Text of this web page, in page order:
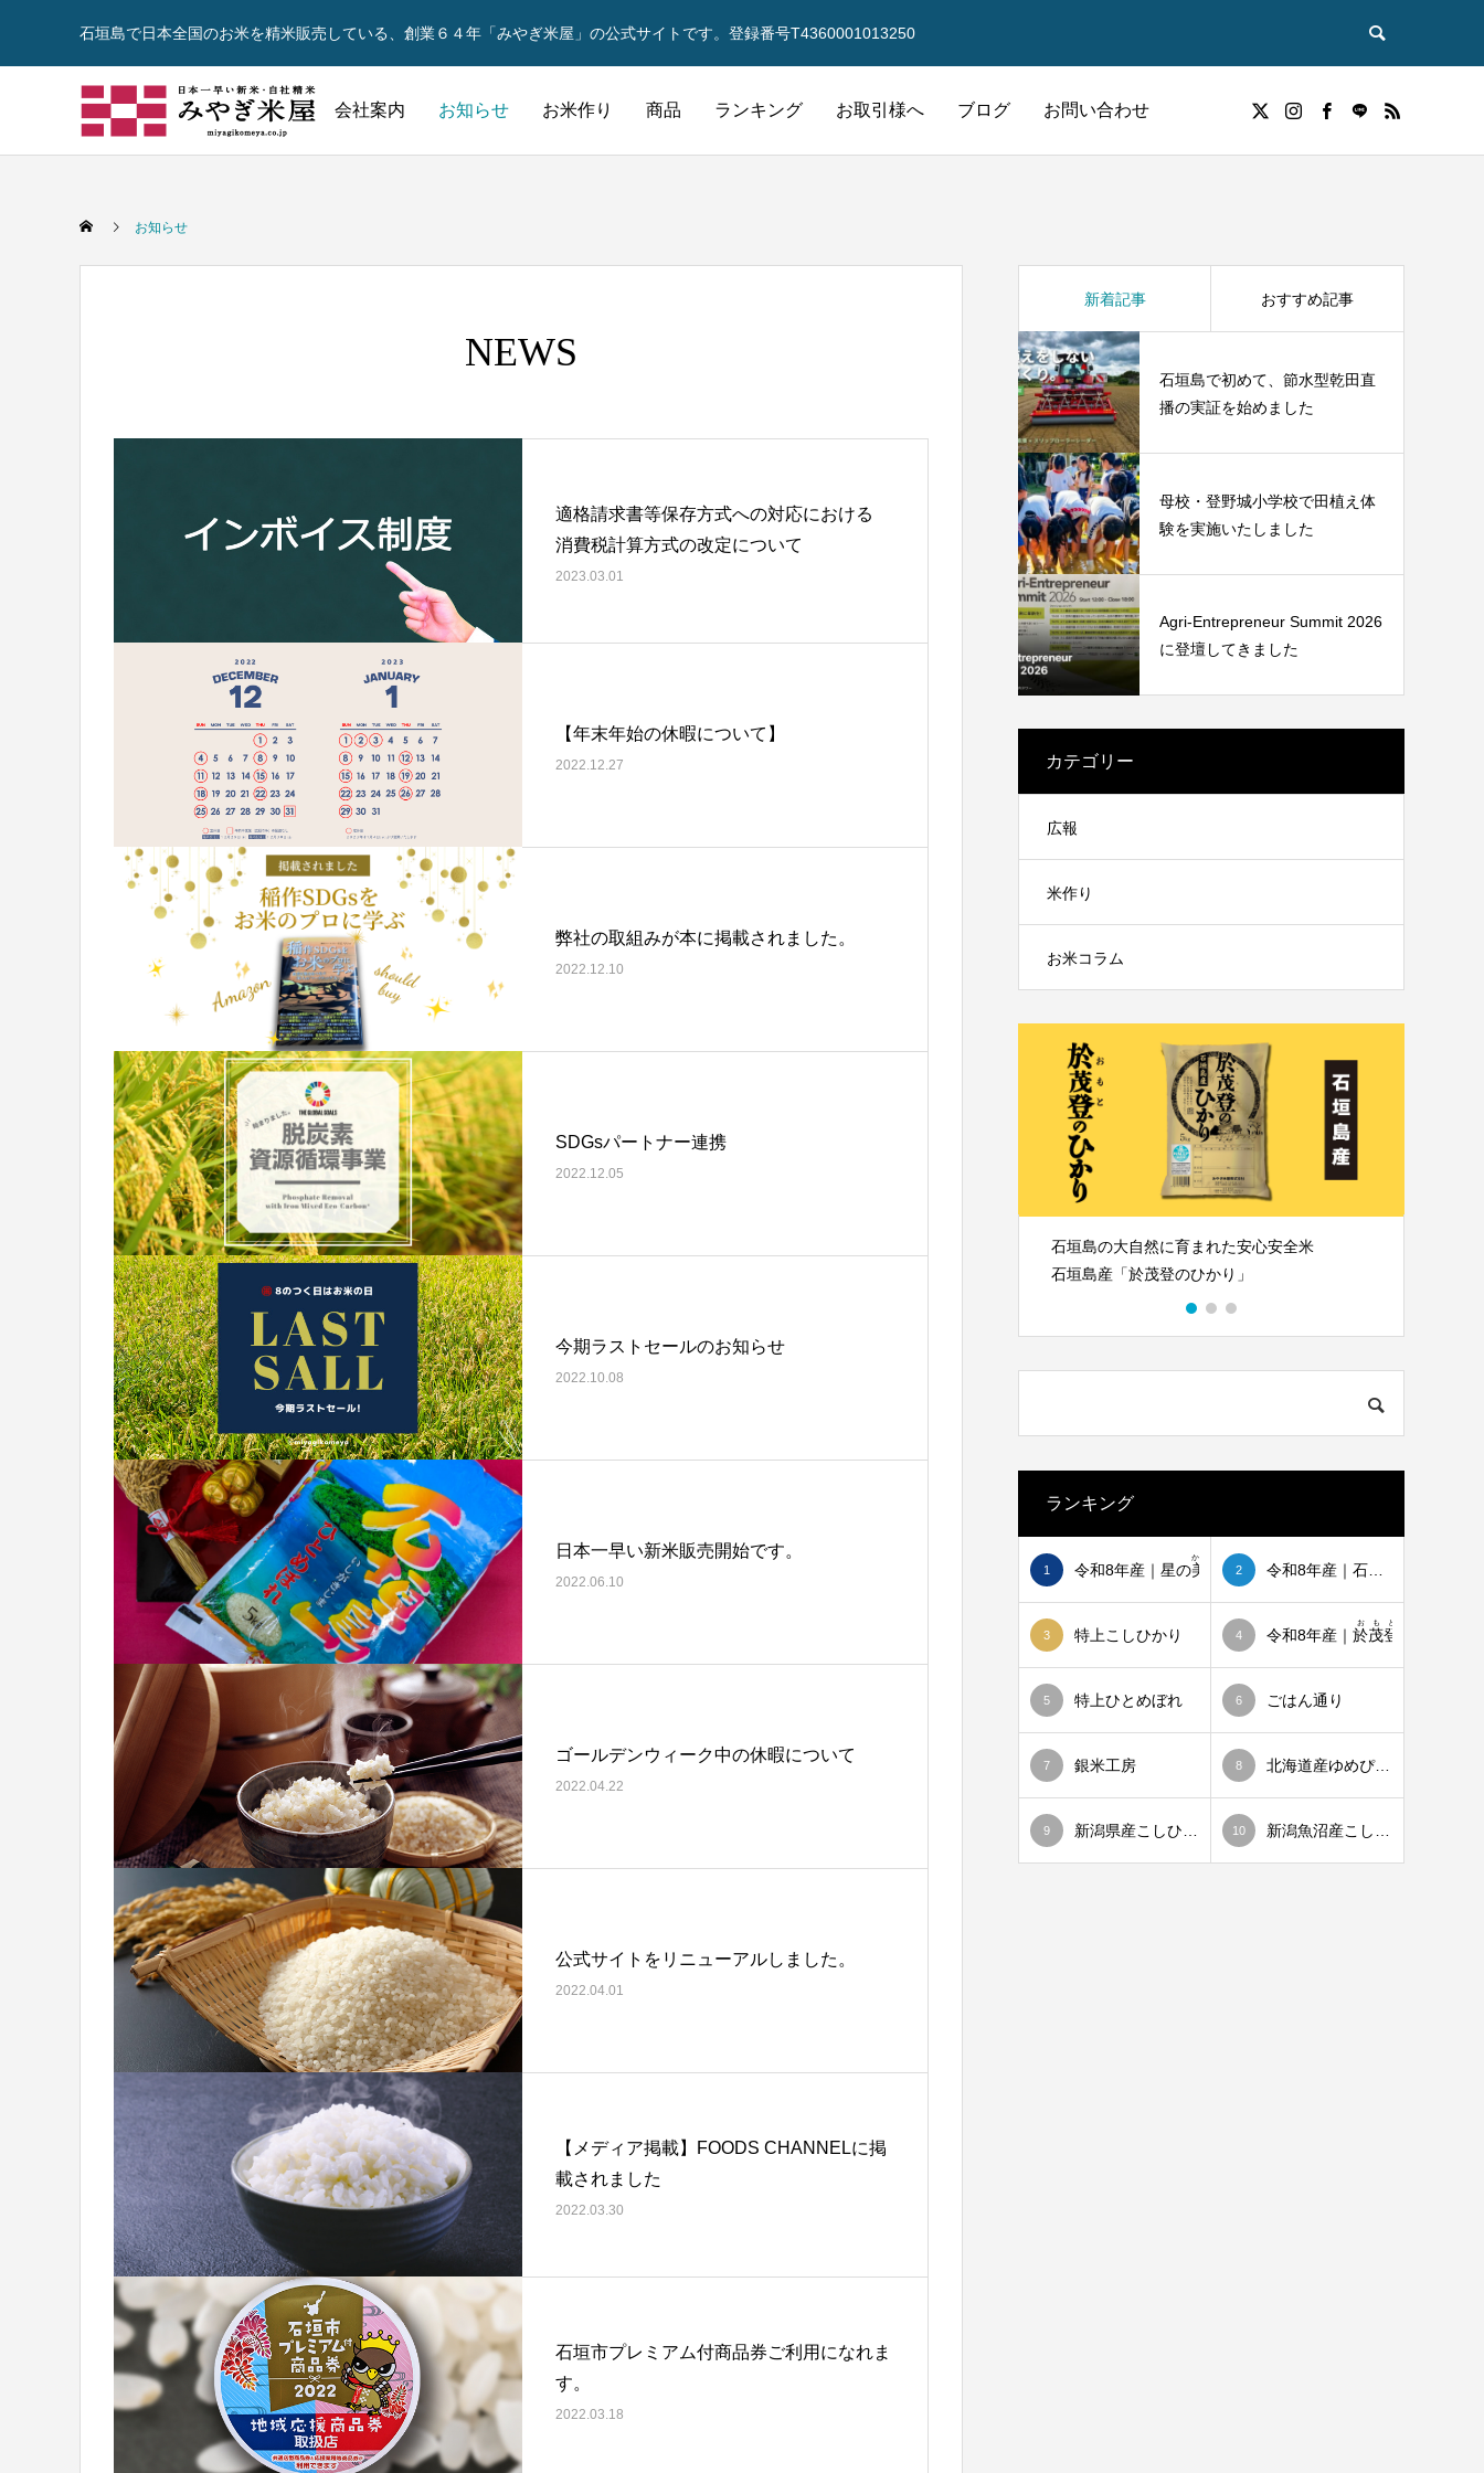
石垣島で日本全国のお米を精米販売している、創業６４年「みやぎ米屋」の公式サイトです。登録番号T4360001013250
会社案内 お知らせ お米作り 商品 ランキング お取引様へ ブログ お問い合わせ
贈答用
慶事・催事に
雑穀
2020.09.21
お米は本当に太るのか？
2020.01.30
みやぎ米屋、全国デビュー
2019.03.19 2018.11.20
石垣島で初めて、節水型乾田直播の実証を
始めました
2026.03.28
母校・登野城小学校で田植え体験を実施い
たしました
2026.03.16
海星小学校2年生が田植え体験に来てくれ
ました
2026.03.14
お知らせ
NEWS
適格請求書等保存方式への対応における
消費税計算方式の改定について
2023.03.01
【年末年始の休暇について】
2022.12.27
弊社の取組みが本に掲載されました。
2022.12.10
SDGsパートナー連携
2022.12.05
今期ラストセールのお知らせ
2022.10.08
日本一早い新米販売開始です。
2022.06.10
ゴールデンウィーク中の休暇について
2022.04.22
公式サイトをリニューアルしました。
2022.04.01
【メディア掲載】FOODS CHANNELに掲
載されました
2022.03.30
石垣市プレミアム付商品券ご利用になれま
す。
2022.03.18
新着記事 おすすめ記事
石垣島で初めて、節水型乾田直
播の実証を始めました
母校・登野城小学校で田植え体
験を実施いたしました
Agri-Entrepreneur Summit 2026
に登壇してきました
カテゴリー
広報
米作り
お米コラム
石垣島の大自然に育まれた安心安全米
石垣島産「於茂登のひかり」
ランキング
1 令和8年産｜星の美
かい
しゃ2
3 特上こしひかり 4 令和8年産｜ 於茂登
おもと
5 特上ひとめぼれ 6 ごはん通り
7 銀米工房 8 北海道産ゆめぴりか
9 10